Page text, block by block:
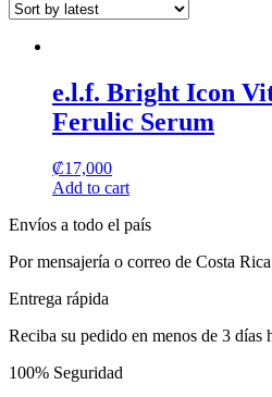
product
e.l.f. Bright Icon
Ferulic Serum
₡17,000
Add to cart
Envíos a todo el país
Por mensajería o correo de Costa Rica
Entrega rápida
Reciba su pedido en menos de 3 días
100% Seguridad